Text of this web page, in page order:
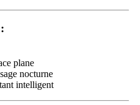
plane
nocturne
intelligent